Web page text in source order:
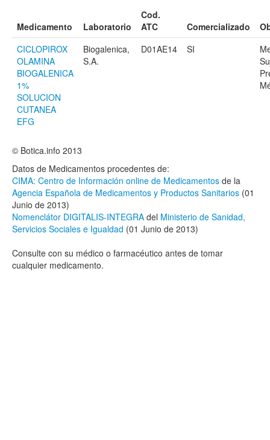
Medicamento Laboratorio
Cod.
ATC
Comercializado
CICLOPIROX
OLAMINA
BIOGALENICA
1%
SOLUCION
CUTANEA
EFG
Biogalenica,
S.A.
D01AE14 SI
© Botica.info 2013
Datos de Medicamentos procedentes de:
CIMA: Centro de Información online de Medicamentos de la
Agencia Española de Medicamentos y Productos Sanitarios (01
Junio de 2013)
Nomenclátor DIGITALIS-INTEGRA del Ministerio de Sanidad,
Servicios Sociales e Igualdad (01 Junio de 2013)
Consulte con su médico o farmacéutico antes de tomar
cualquier medicamento.